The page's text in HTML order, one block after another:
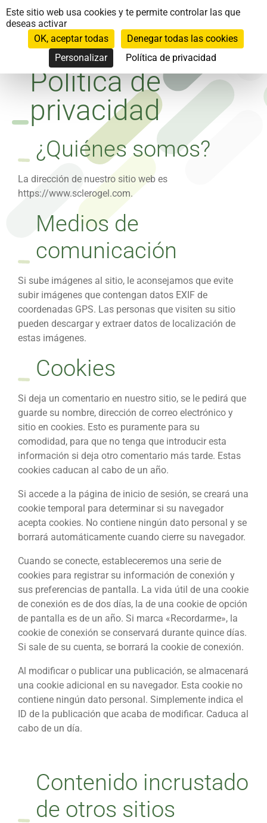
Política de
privacidad
¿Quiénes somos?
La dirección de nuestro sitio web es
https://www.sclerogel.com.
Medios de
comunicación
Si sube imágenes al sitio, le aconsejamos que evite
subir imágenes que contengan datos EXIF de
coordenadas GPS. Las personas que visiten su sitio
pueden descargar y extraer datos de localización de
estas imágenes.
Cookies
Si deja un comentario en nuestro sitio, se le pedirá que
guarde su nombre, dirección de correo electrónico y
sitio en cookies. Esto es puramente para su
comodidad, para que no tenga que introducir esta
información si deja otro comentario más tarde. Estas
cookies caducan al cabo de un año.
Si accede a la página de inicio de sesión, se creará una
cookie temporal para determinar si su navegador
acepta cookies. No contiene ningún dato personal y se
borrará automáticamente cuando cierre su navegador.
Cuando se conecte, estableceremos una serie de
cookies para registrar su información de conexión y
sus preferencias de pantalla. La vida útil de una cookie
de conexión es de dos días, la de una cookie de opción
de pantalla es de un año. Si marca «Recordarme», la
cookie de conexión se conservará durante quince días.
Si sale de su cuenta, se borrará la cookie de conexión.
Al modificar o publicar una publicación, se almacenará
una cookie adicional en su navegador. Esta cookie no
contiene ningún dato personal. Simplemente indica el
ID de la publicación que acaba de modificar. Caduca al
cabo de un día.
Contenido incrustado
de otros sitios
Panel de gestión de cookies
Este sitio web usa cookies y te permite controlar las que
deseas activar
OK, aceptar todas
Denegar todas las cookies
Personalizar
Política de privacidad